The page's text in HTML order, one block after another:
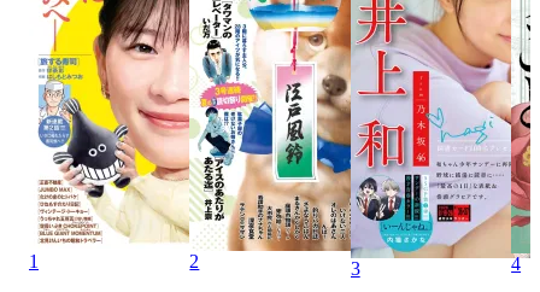
1 2 3 4